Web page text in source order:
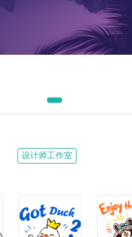
设计师工作室